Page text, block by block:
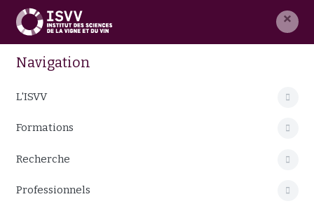
×
Navigation
L'ISVV
Formations
Recherche
Professionnels